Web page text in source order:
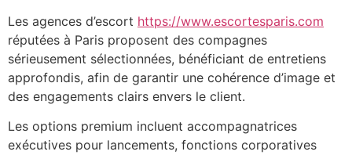
Les agences d’escort https://www.escortesparis.com
réputées à Paris proposent des compagnes
sérieusement sélectionnées, bénéficiant de entretiens
approfondis, afin de garantir une cohérence d’image et
des engagements clairs envers le client.
Les options premium incluent accompagnatrices
exécutives pour lancements, fonctions corporatives